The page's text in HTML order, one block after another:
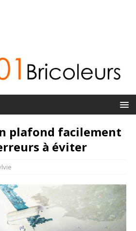
plafond facilement
à éviter